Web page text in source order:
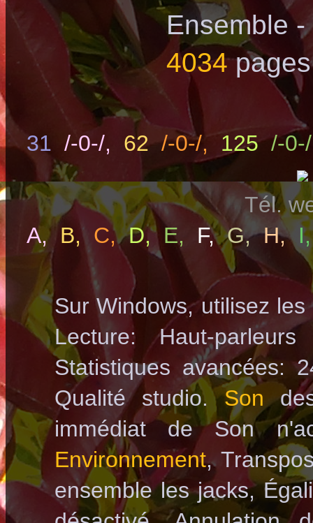
Ensemble -
4034pages
31 /-0-/, 62 /-0-/, 125 /-
Tél.
A, B, C, D, E, F, G, H, I,
Sur Windows, utilisez les
Lecture: Haut-
Statistiques avancées:
Qualité studio.Son
immédiat de Son
Environnement,
ensemble les jacks,